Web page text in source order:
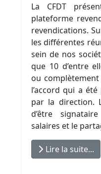
La CFDT
plateforme
revendications.
les différentes
sein de nos
que 10 d’entre
ou
l’accord qui a
par la direction.
d’être
salaires et le
Lire la suite...